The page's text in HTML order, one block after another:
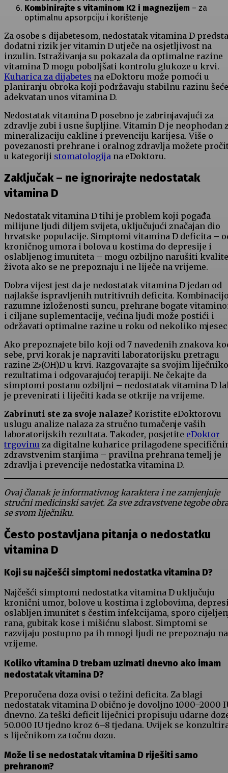
Kombinirajte s vitaminom K2 i magnezijem – za
optimalnu apsorpciju i korištenje
Za osobe s dijabetesom, nedostatak vitamina D
dodatni rizik jer vitamin D utječe na osjetljivost na
inzulin. Istraživanja su pokazala da optimalne razine
vitamina D mogu poboljšati kontrolu glukoze u krvi.
Kuharica za dijabetes na eDoktoru može pomoći u
planiranju obroka koji podržavaju stabilnu razinu
adekvatan unos vitamina D.
Nedostatak vitamina D posebno je zabrinjavajući za
zdravlje zubi i usne šupljine. Vitamin D je neophodan
mineralizaciju cakline i prevenciju karijesa. Više o
povezanosti prehrane i oralnog zdravlja možete
u kategoriji stomatologija na eDoktoru.
Zaključak – ne ignorirajte nedostatak
vitamina D
Nedostatak vitamina D tihi je problem koji pogađa
milijune ljudi diljem svijeta, uključujući značajan dio
hrvatske populacije. Simptomi vitamina D deficita –
kroničnog umora i bolova u kostima do depresije i
oslabljenog imuniteta – mogu ozbiljno narušiti
života ako se ne prepoznaju i ne liječe na vrijeme.
Dobra vijest jest da je nedostatak vitamina D jedan od
najlakše ispravljenih nutritivnih deficita.
razumne izloženosti suncu, prehrane bogate
i ciljane suplementacije, većina ljudi može postići i
održavati optimalne razine u roku od nekoliko
Ako prepoznajete bilo koji od 7 navedenih znakova
sebe, prvi korak je napraviti laboratorijsku pretragu
razine 25(OH)D u krvi. Razgovarajte sa svojim
rezultatima i odgovarajućoj terapiji. Ne čekajte da
simptomi postanu ozbiljni – nedostatak vitamina D
je prevenirati i liječiti kada se otkrije na vrijeme.
Zabrinuti ste za svoje nalaze? Koristite eDoktorovu
uslugu analize nalaza za stručno tumačenje vaših
laboratorijskih rezultata. Također, posjetite eDoktor
trgovinu za digitalne kuharice prilagođene
zdravstvenim stanjima – pravilna prehrana temelj je
zdravlja i prevencije nedostatka vitamina D.
Ovaj članak je informativnog karaktera i ne zamjenjuje
stručni medicinski savjet. Za sve zdravstvene tegobe
se svom liječniku.
Često postavljana pitanja o nedostatku
vitamina D
Koji su najčešći simptomi nedostatka vitamina D?
Najčešći simptomi nedostatka vitamina D uključuju
kronični umor, bolove u kostima i zglobovima,
oslabljen imunitet s čestim infekcijama, sporo
rana, gubitak kose i mišićnu slabost. Simptomi se
razvijaju postupno pa ih mnogi ljudi ne prepoznaju na
vrijeme.
Koliko vitamina D trebam uzimati dnevno ako imam
nedostatak vitamina D?
Preporučena doza ovisi o težini deficita. Za blagi
nedostatak vitamina D obično je dovoljno 1000–2000
dnevno. Za teški deficit liječnici propisuju udarne
50.000 IU tjedno kroz 6–8 tjedana. Uvijek se
s liječnikom za točnu dozu.
Može li se nedostatak vitamina D riješiti samo
prehranom?